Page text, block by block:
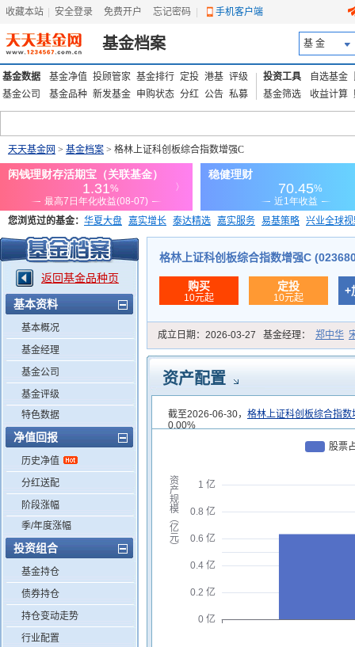
收藏本站 安全登录 免费开户 忘记密码 手机客户端
基金档案 基 金
基金数据 基金净值 投顾管家 基金排行 定投 港基 评级
基金公司
基金品种 新发基金 申购状态 分红 公告 私募
投资工具 自选基金
基金筛选
收益计算
天天基金网 > 基金档案 > 格林上证科创板综合指数增强C
您浏览过的基金： 华夏大盘 嘉实增长 泰达精选 嘉实服务 易基策略 兴业全球
添富优势 华安宏利 上证180价值ETF
返回基金品种页
基本资料
基本概况
基金经理
基金公司
基金评级
特色数据
净值回报
历史净值
分红送配
阶段涨幅
季/年度涨幅
投资组合
基金持仓
债券持仓
持仓变动走势
行业配置
格林上证科创板综合指数增强C
购买
10元起
定投
10元起
+
成立日期： 2026-03-27 基金经理： 郑中华
资产配置
截至2026-06-30， 格林上证科创板综合指数
0.00%
资
产
规
模
︵
亿
元
︶
0 亿
0.2 亿
0.4 亿
0.6 亿
0.8 亿
1 亿
股票